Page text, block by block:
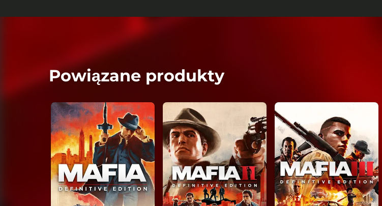
Powiązane produkty